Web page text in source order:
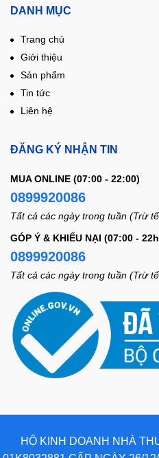
DANH MỤC
Trang chủ
Giới thiệu
Sản phẩm
Tin tức
Liên hệ
ĐĂNG KÝ NHẬN TIN
MUA ONLINE (07:00 - 22:00)
0899920086
Tất cả các ngày trong tuần (Trừ
GÓP Ý & KHIẾU NẠI (07:00 -
0899920086
Tất cả các ngày trong tuần (Trừ
HỘ KINH DOANH NHÀ